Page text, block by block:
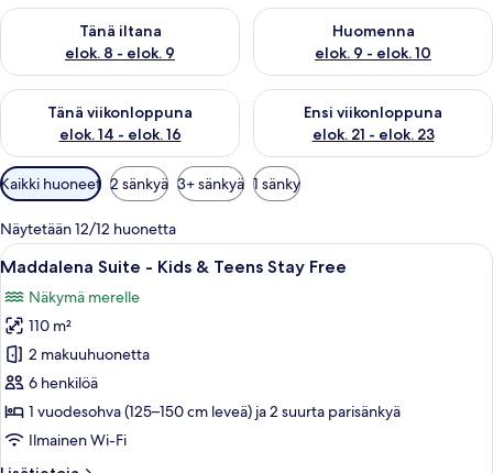
Tänä iltana
elok. 8 - elok. 9
Tarkista tämän illan saatavuus elok. 8 - elok. 9
Huomenna
elok. 9 - elok. 10
Tarkista huomisen saatavuus
Tänä viikonloppuna
elok. 14 - elok. 16
Tarkista tämän viikonlopun saatavuus elok. 14 - elok. 16
Ensi viikonloppuna
elok. 21 - elok. 23
Tarkista ensi viikonlopun
Huoneille
saatavilla
olevia
suodattimia
Kaikki huoneet 2 sänkyä 3+ sänkyä 1 sänky
Näytetään 12/12 huonetta
Avaa
kaikki
huonetyypin
Maddalena
Suite
-
Kids
&
Hotellihuone, jossa on sänky,
12
Maddalena Suite - Kids & Teens Stay Free
Näkymä merelle
110 m²
2 makuuhuonetta
6 henkilöä
1 vuodesohva (125–150 cm leveä) ja 2 suurta parisänkyä
Ilmainen Wi-Fi